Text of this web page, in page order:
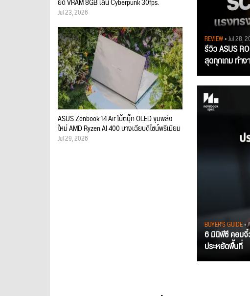
REVIEW• Jul 28,
รีวิว ASUS
สุดทุกเกม ทำ
BUYER'S GUIDE•
6 มินิพีซี คอมจิ๋
ประหยัดพื้นที่
Jul 23, 2026
ASUS Zenbook 14 Air โน้ตบุ๊ก OLED ขุมพลัง
ใหม่ AMD Ryzen AI 400 บางเฉียบดีไซน์พรีเมียม
Jul 29, 2026